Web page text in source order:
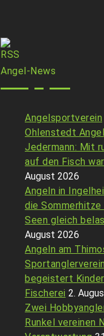
Angel-News
Angelsportverein
Ohlenstedt
Jedermann: Mit
auf den Fisch
August 2026
Angeln in
die
Seen gleich
August 2026
Angeln am
Sportanglerverein
begeistert
Fischerei 2.
Zwei
Runkel vereinen